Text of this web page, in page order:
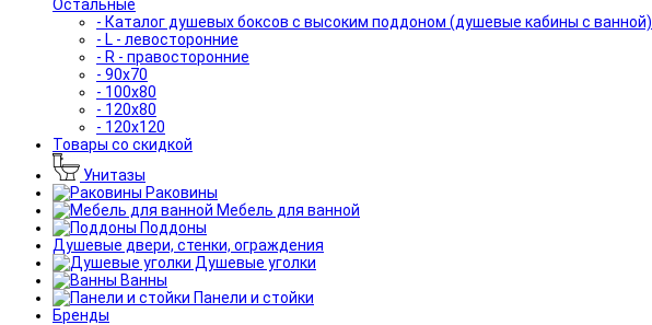
Остальные
- Каталог душевых боксов с высоким поддоном (душевые кабины с ванной)
- L - левосторонние
- R - правосторонние
- 90x70
- 100x80
- 120x80
- 120x120
Товары со скидкой
Унитазы
Раковины
Мебель для ванной
Поддоны
Душевые двери, стенки, ограждения
Душевые уголки
Ванны
Панели и стойки
Бренды